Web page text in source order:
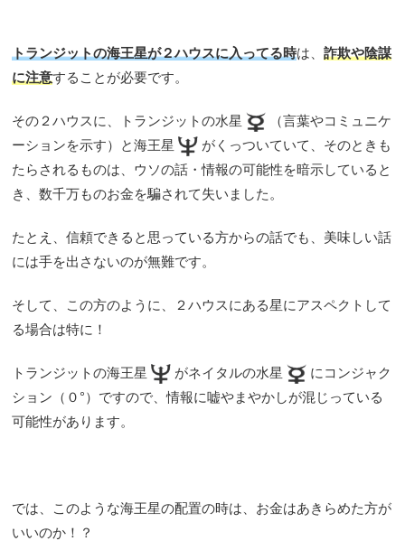
トランジットの海王星が２ハウスに入ってる時は、 詐欺や陰謀
に注意することが必要です。
その２ハウスに、トランジットの水星
（言葉やコミュニケ
ーションを示す）と海王星
がくっついていて、そのときも
たらされるものは、ウソの話・情報の可能性を暗示していると
き、数千万ものお金を騙されて失いました。
たとえ、信頼できると思っている方からの話でも、美味しい話
には手を出さないのが無難です。
そして、この方のように、２ハウスにある星にアスペクトして
る場合は特に！
トランジットの海王星 がネイタルの水星
にコンジャク
ション（０°）ですので、情報に嘘やまやかしが混じっている
可能性があります。
では、このような海王星の配置の時は、お金はあきらめた方が
いいのか！？